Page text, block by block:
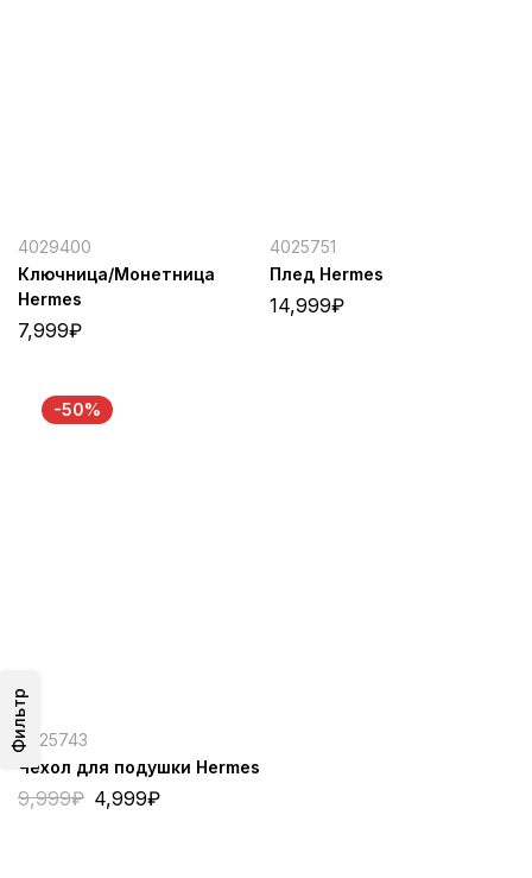
Фильтр
4029400
Ключница/Монетница
Hermes
7,999₽
4025751
Плед Hermes
14,999₽
-50%
4025743
Чехол для подушки Hermes
9,999₽ 4,999₽